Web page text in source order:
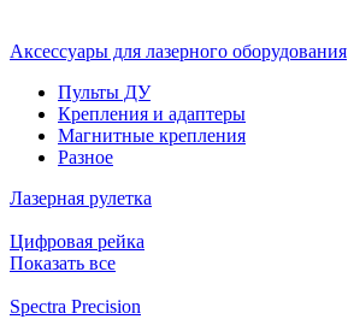
Аксессуары для лазерного оборудования
Пульты ДУ
Крепления и адаптеры
Магнитные крепления
Разное
Лазерная рулетка
Цифровая рейка
Показать все
Spectra Precision